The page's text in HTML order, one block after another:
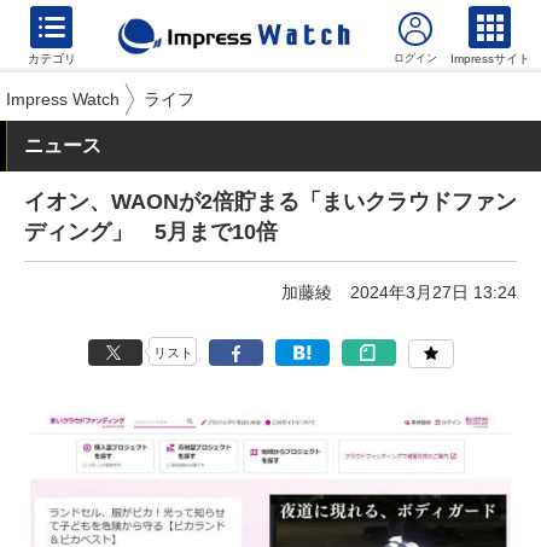
カテゴリ Impressサイト
Impress Watch ライフ
ニュース
イオン、WAONが2倍貯まる「まいクラウドファン
ディング」 5月まで10倍
加藤綾 2024年3月27日 13:24
リスト